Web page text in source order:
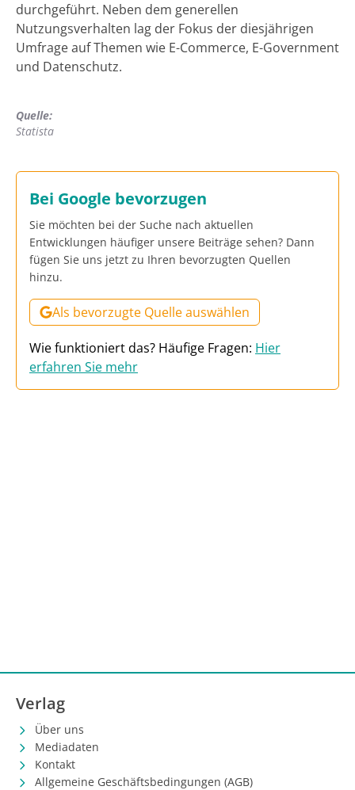
durchgeführt. Neben dem generellen
Nutzungsverhalten lag der Fokus der diesjährigen
Umfrage auf Themen wie E-Commerce, E-Government
und Datenschutz.
Quelle:
Statista
Bei Google bevorzugen
Sie möchten bei der Suche nach aktuellen
Entwicklungen häufiger unsere Beiträge sehen? Dann
fügen Sie uns jetzt zu Ihren bevorzugten Quellen
hinzu.
Als bevorzugte Quelle auswählen
Wie funktioniert das? Häufige Fragen: Hier
erfahren Sie mehr
Verlag
Über uns
Mediadaten
Kontakt
Allgemeine Geschäftsbedingungen (AGB)